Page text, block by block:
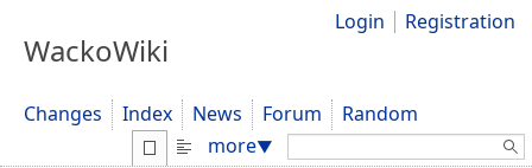
WackoWiki
Login Registration
Changes Index News Forum
Random
more▼ Search: